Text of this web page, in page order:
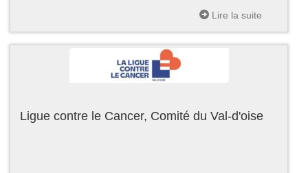
Lire la suite
Ligue contre le Cancer, Comité du Val-d'oise